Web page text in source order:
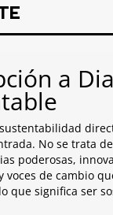
a
No se trata
poderosas,
voces de cambio
que significa ser